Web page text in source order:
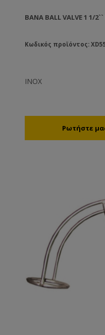
ΒΆΝΑ BALL VALVE 1 1/
Κωδικός προϊόντος:
ΙΝΟΧ